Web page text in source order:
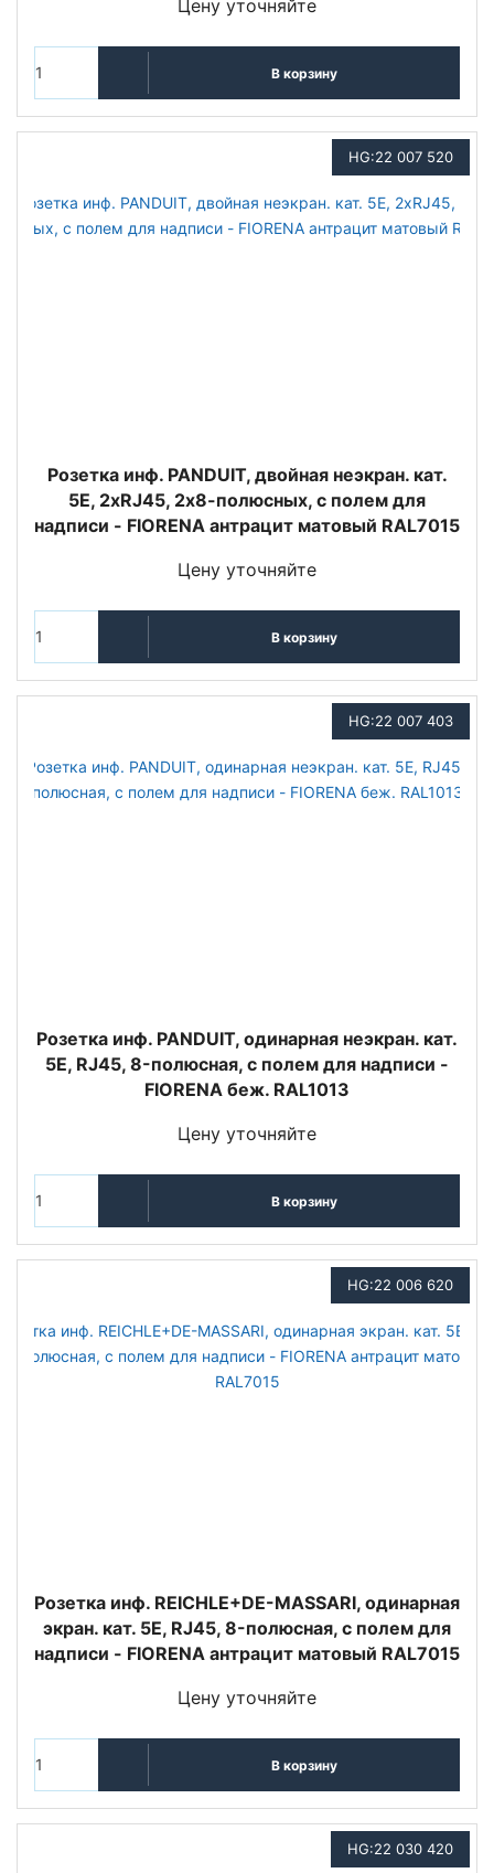
Цену уточняйте
В корзину
HG:22 007 520
Розетка инф. PANDUIT, двойная неэкран. кат.
5E, 2хRJ45, 2х8-полюсных, с полем для
надписи - FIORENA антрацит матовый RAL7015
Цену уточняйте
В корзину
HG:22 007 403
Розетка инф. PANDUIT, одинарная неэкран. кат.
5E, RJ45, 8-полюсная, с полем для надписи -
FIORENA беж. RAL1013
Цену уточняйте
В корзину
HG:22 006 620
Розетка инф. REICHLE+DE-MASSARI, одинарная
экран. кат. 5E, RJ45, 8-полюсная, с полем для
надписи - FIORENA антрацит матовый RAL7015
Цену уточняйте
В корзину
HG:22 030 420